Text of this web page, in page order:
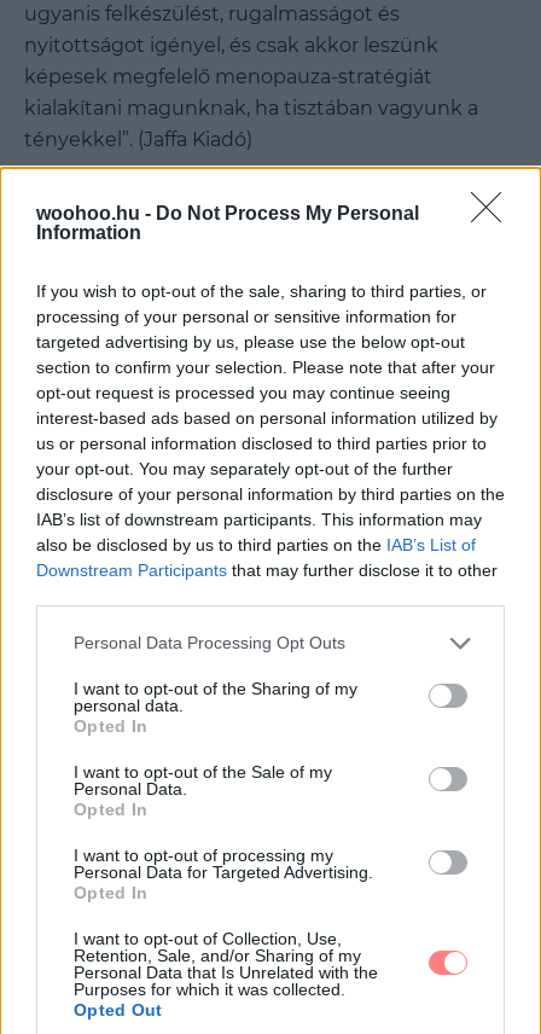
woohoo.hu - Do Not Process My Personal
Information
If you wish to opt-out of the sale, sharing to third parties, or
processing of your personal or sensitive information for
targeted advertising by us, please use the below opt-out
section to confirm your selection. Please note that after your
opt-out request is processed you may continue seeing
interest-based ads based on personal information utilized by
us or personal information disclosed to third parties prior to
your opt-out. You may separately opt-out of the further
disclosure of your personal information by third parties on the
IAB’s list of downstream participants. This information may
also be disclosed by us to third parties on the IAB’s List of
Downstream Participants that may further disclose it to other
Please note that this website/app uses one or more Google
not limited to your visit or usage behaviour. You may click to
grant or deny consent to Google and its third-party tags to
use your data for below specified purposes in below Google
consent section.
Personal Data Processing Opt Outs
I want to opt-out of the Sharing of my
personal data.
Opted In
I want to opt-out of the Sale of my
Personal Data.
Opted In
I want to opt-out of processing my
Personal Data for Targeted Advertising.
Opted In
I want to opt-out of Collection, Use,
Retention, Sale, and/or Sharing of my
Personal Data that Is Unrelated with the
Purposes for which it was collected.
Opted Out
ugyanis felkészülést, rugalmasságot és
nyitottságot igényel, és csak akkor leszünk
képesek megfelelő menopauza-stratégiát
kialakítani magunknak, ha tisztában vagyunk a
tényekkel”. (Jaffa Kiadó)
Nyitókép: vladans/GettyImages
Ha tetszett a cikkünk, ezeket is ajánljuk:
Britney kitálal: megdöbbentő részletek
derültek ki az énekesnő könyvéből
Stílusos olvasmányok: könyvajánló
divatrajongóknak
5 kihagyhatatlan könyv, ha imádod az olasz
stílust és kultúrát
Unmute
89.95%
LEGNÉPSZERŰBB CIKKEK: